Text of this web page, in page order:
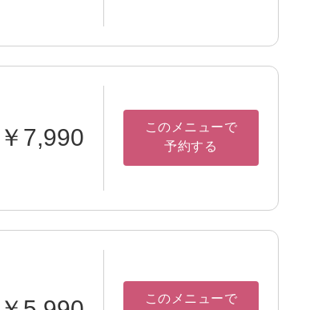
￥7,990
このメニューで
予約する
このメニューで